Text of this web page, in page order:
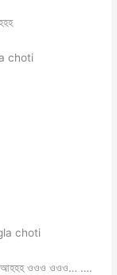
choti
choti
আহহহ ওওও ওওও… ….